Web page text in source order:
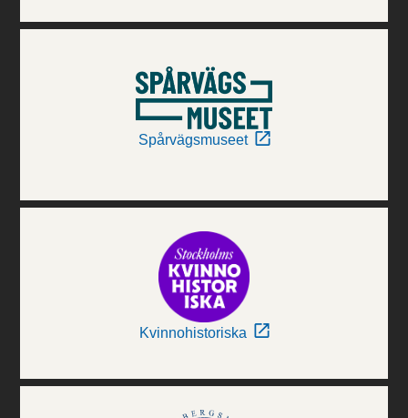
Spårvägsmuseet
Kvinnohistoriska